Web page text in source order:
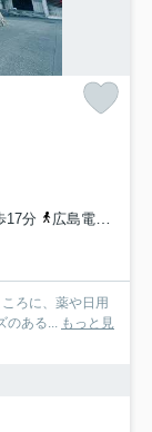
17分
広島電鉄本線「福島町」駅 徒歩23分
ろに、薬や日用
のある... もっと見